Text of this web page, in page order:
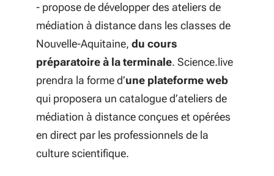
- propose dedévelopper des ateliers de
médiation à distance dans les classes de
Nouvelle-Aquitaine, du cours
préparatoire à la terminale. Science.live
prendra la forme d’une plateforme web
qui proposera un catalogue d’ateliers de
médiation à distanceconçues et opérées
en direct par les professionnels de la
culture scientifique.